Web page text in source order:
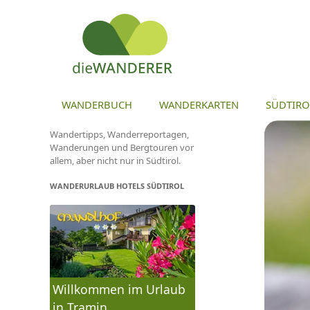
WANDERBUCH WANDERKARTEN
Wandertipps, Wanderreportagen,
Wanderungen und Bergtouren vor
allem, aber nicht nur in Südtirol.
WANDERURLAUB HOTELS SÜDTIROL
Willkommen im Urlaub